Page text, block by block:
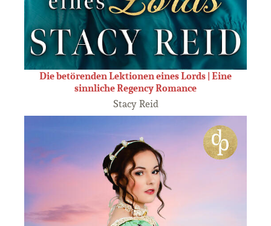
Die betörenden Lektionen eines Lords | Eine
sinnliche Regency Romance
Stacy Reid